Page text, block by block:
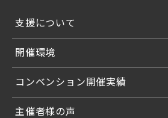
支援について
開催環境
コンベンション開催実績
主催者様の声